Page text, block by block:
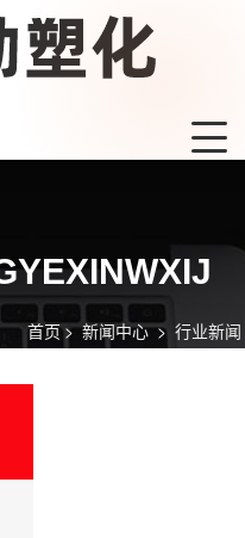
首页 >新闻中心> 行业新闻